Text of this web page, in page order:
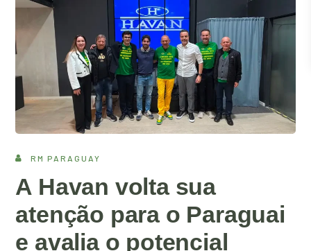
RM PARAGUAY
A Havan volta sua
atenção para o Paraguai
e avalia o potencial